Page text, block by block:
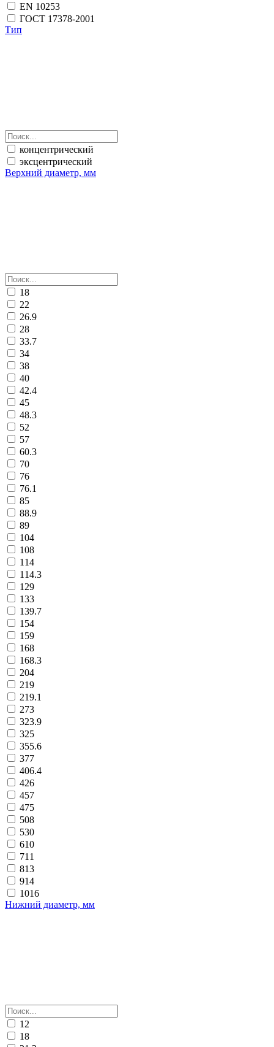
EN 10253
ГОСТ 17378-2001
Тип
концентрический
эксцентрический
Верхний диаметр, мм
18
22
26.9
28
33.7
34
38
40
42.4
45
48.3
52
57
60.3
70
76
76.1
85
88.9
89
104
108
114
114.3
129
133
139.7
154
159
168
168.3
204
219
219.1
273
323.9
325
355.6
377
406.4
426
457
475
508
530
610
711
813
914
1016
Нижний диаметр, мм
12
18